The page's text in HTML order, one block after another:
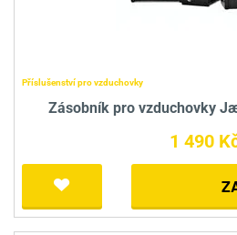
Příslušenství pro vzduchovky
Zásobník pro vzduchovky
1 490